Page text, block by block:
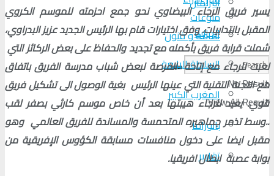
منوعات
ثقافة و فنون
No Result
View All Result
الجالية
السلطة الرابعة
المغرب الكبير
بانوراما
تقارير
يسير فريق الرجاء البيضاوي نحو جمع احزمته للموسم الكروي
المقبل بانتدابيات. وفق اختيارات قام بها الرئيس الجديد عزيز البدراوي،
شملت قرابة فريق بأكمله مع تجديد والحفاظ على بعض الركائز التي
لعبت للرجاء مع إتاحة الفرصة لبعض شباب مدرسة الفريق باتفاق
مع اللجنة التقنية التي عينها الرئيس بغية الوصول الى تشكيل فريق
قوي. يعيد للرجاء هيبتها بعد أن خاص موسم كارثي بصفر لقب
..وسط تذمر جماهيره المتحمسة والمساندة للفريق العالمي وهو
مقبل ايضا على دخول منافسات مسابقة الكؤوس الإفريقية من
بوابة عصبة ابطال افريقيا.